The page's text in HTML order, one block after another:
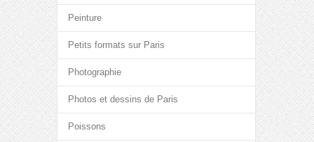
Peinture
Petits formats sur Paris
Photographie
Photos et dessins de Paris
Poissons